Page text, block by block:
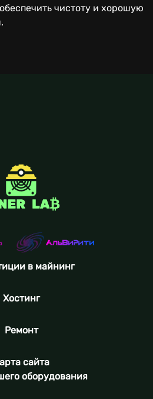
чистоту и хорошую
в майнинг
Хостинг
Ремонт
сайта
оборудования